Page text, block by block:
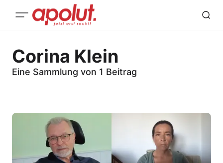
Corina Klein
Eine Sammlung von 1 Beitrag